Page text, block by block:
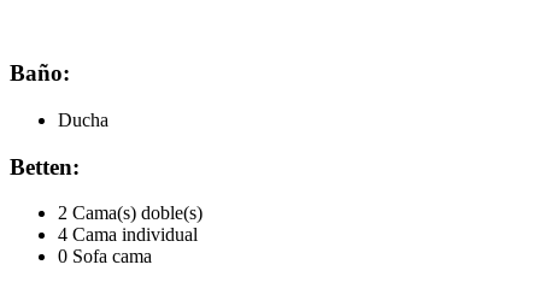
Baño:
Ducha
Betten:
2 Cama(s) doble(s)
4 Cama individual
0 Sofa cama